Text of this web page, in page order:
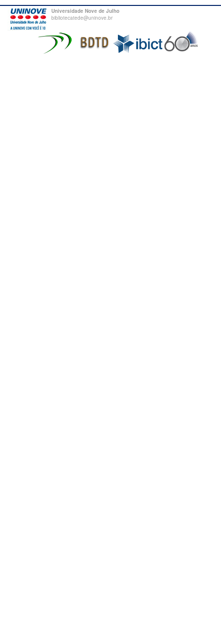
Universidade Nove de Julho
bibliotecatede@uninove.br